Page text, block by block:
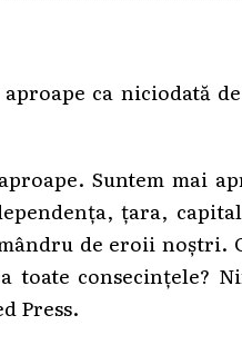
ca niciodată
Suntem mai
țara,
de eroii noștri.
consecințele?
Press.